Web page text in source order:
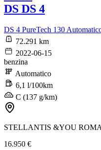
DS DS 4
DS 4 PureTech 130
72.291 km
2022-06-15
benzina
Automatico
6,1 l/100km
C (137 g/km)
STELLANTIS &YOU
16.950 €